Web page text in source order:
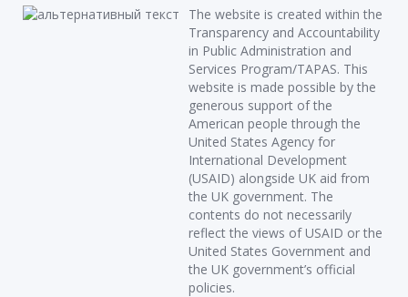
The website is created within the
Transparency and Accountability
in Public Administration and
Services Program/TAPAS. This
website is made possible by the
generous support of the
American people through the
United States Agency for
International Development
(USAID) alongside UK aid from
the UK government. The
contents do not necessarily
reflect the views of USAID or the
United States Government and
the UK government’s official
policies.